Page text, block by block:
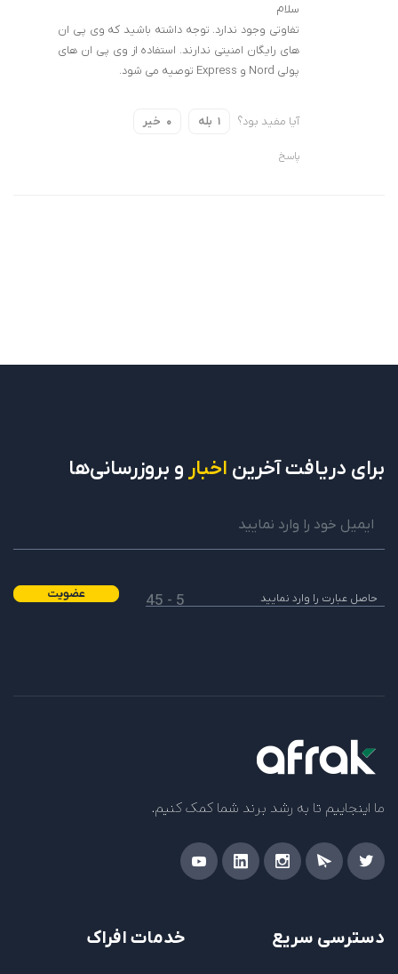
سلام
تفاوتی وجود ندارد. توجه داشته باشید که وی پی ان
های رایگان امنیتی ندارند. استفاده از وی پی ان های
پولی Nord و Express توصیه می شود.
آیا مفید بود؟ 1 بله 0 خیر
پاسخ
برای دریافتآخرین اخبار و بروزرسانی‌ها
5 - 45 عضویت
ما اینجاییم تا به رشد برند شما کمک کنیم.
دسترسی سریع خدمات افراک